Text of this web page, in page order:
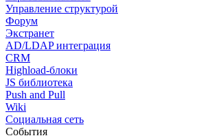
Управление структурой
Форум
Экстранет
AD/LDAP интеграция
CRM
Highload-блоки
JS библиотека
Push and Pull
Wiki
Социальная сеть
События